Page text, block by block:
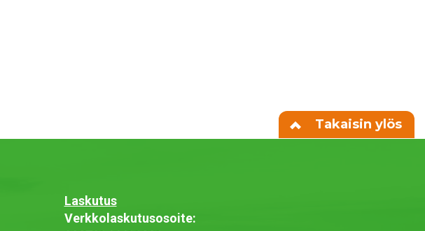
Takaisin ylös
Laskutus
Verkkolaskutusosoite: